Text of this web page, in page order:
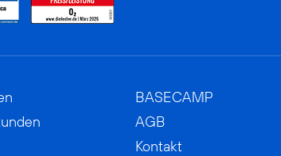
BASECAMP
AGB
Kontakt